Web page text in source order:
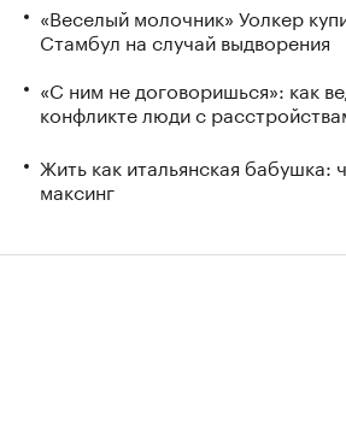
«Веселый молочник» Уолкер
Стамбул на случай выдворения
«С ним не договоришься»: как
конфликте люди с
Жить как итальянская бабушка:
максинг